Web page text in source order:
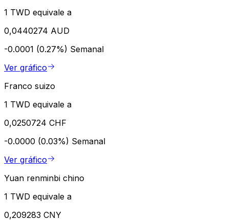
1 TWD equivale a
0,0440274 AUD
-0.0001 (0.27%) Semanal
Ver gráfico
Franco suizo
1 TWD equivale a
0,0250724 CHF
-0.0000 (0.03%) Semanal
Ver gráfico
Yuan renminbi chino
1 TWD equivale a
0,209283 CNY